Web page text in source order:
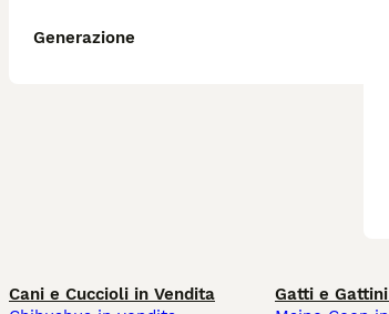
Generazione
Cani e Cuccioli in Vendita
Gatti e